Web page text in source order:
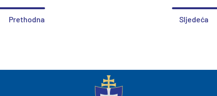
Prethodna Sljedeća